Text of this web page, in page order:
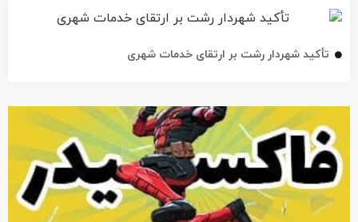
تأکید شهردار رشت بر ارتقای خدمات شهری